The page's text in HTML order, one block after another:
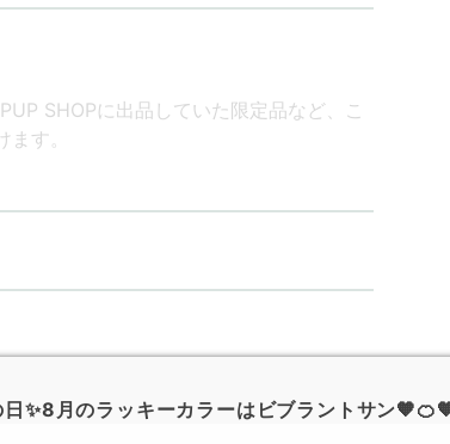
SHOPに出品していた限定品など、こ
す。
日✨8月のラッキーカラーはビブラントサン